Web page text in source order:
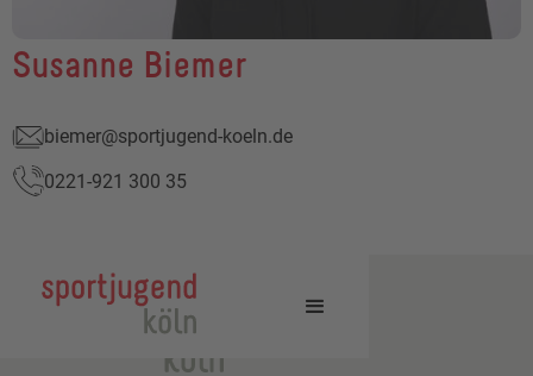
Susanne Biemer
biemer@sportjugend-koeln.de
0221-921 300 35